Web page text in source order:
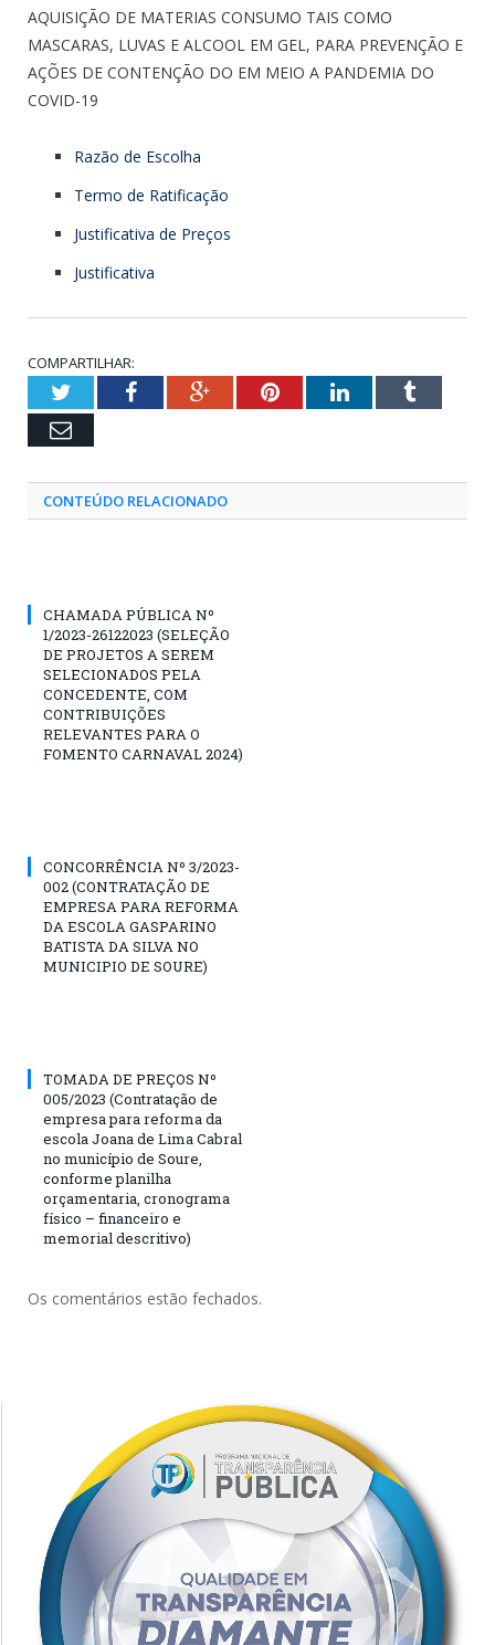
AQUISIÇÃO DE MATERIAS CONSUMO TAIS COMO
MASCARAS, LUVAS E ALCOOL EM GEL, PARA PREVENÇÃO E
AÇÕES DE CONTENÇÃO DO EM MEIO A PANDEMIA DO
COVID-19
Razão de Escolha
Termo de Ratificação
Justificativa de Preços
Justificativa
COMPARTILHAR:
TwitterFacebookGoogle+PinterestLinkedInTumblr
Email
CONTEÚDO RELACIONADO
CHAMADA PÚBLICA Nº
1/2023-26122023 (SELEÇÃO
DE PROJETOS A SEREM
SELECIONADOS PELA
CONCEDENTE, COM
CONTRIBUIÇÕES
RELEVANTES PARA O
FOMENTO CARNAVAL 2024)
CONCORRÊNCIA Nº 3/2023-
002 (CONTRATAÇÃO DE
EMPRESA PARA REFORMA
DA ESCOLA GASPARINO
BATISTA DA SILVA NO
MUNICIPIO DE SOURE)
TOMADA DE PREÇOS Nº
005/2023 (Contratação de
empresa para reforma da
escola Joana de Lima Cabral
no município de Soure,
conforme planilha
orçamentaria, cronograma
físico – financeiro e
memorial descritivo)
Os comentários estão fechados.